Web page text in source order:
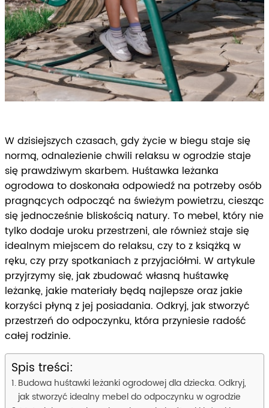
W dzisiejszych czasach, gdy życie w biegu staje się
normą, odnalezienie chwili relaksu w ogrodzie staje
się prawdziwym skarbem. Huśtawka leżanka
ogrodowa to doskonała odpowiedź na potrzeby osób
pragnących odpocząć na świeżym powietrzu, ciesząc
się jednocześnie bliskością natury. To mebel, który nie
tylko dodaje uroku przestrzeni, ale również staje się
idealnym miejscem do relaksu, czy to z książką w
ręku, czy przy spotkaniach z przyjaciółmi. W artykule
przyjrzymy się, jak zbudować własną huśtawkę
leżankę, jakie materiały będą najlepsze oraz jakie
korzyści płyną z jej posiadania. Odkryj, jak stworzyć
przestrzeń do odpoczynku, która przyniesie radość
całej rodzinie.
Spis treści:
Budowa huśtawki leżanki ogrodowej dla dziecka. Odkryj,
jak stworzyć idealny mebel do odpoczynku w ogrodzie